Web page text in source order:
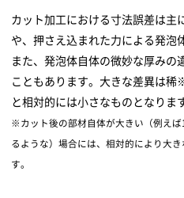
カット加工における寸法誤差は主
や、押さえ込まれた力による発泡
また、発泡体自体の微妙な厚みの
こともあります。大きな差異は
と相対的には小さなものとなります
※カット後の部材自体が大きい（例え
るような）場合には、相対的により大
す。